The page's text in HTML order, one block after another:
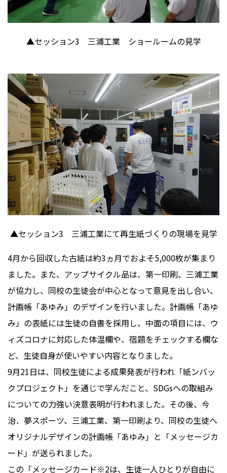
▲セッション3 三浦工業 ショールームの見学
▲セッション3 三浦工業にて再生紙づくりの現場を見学
4月から回収した古紙は約3ヵ月でおよそ5,000枚が集まり
ました。また、アップサイクル品は、第一印刷、三浦工業
が協力し、同校の生徒会が中心となって意見を出し合い、
計画帳「あゆみ」のデザインを行いました。計画帳「あゆ
み」の表紙には生徒の自書を採用し、中面の項目には、ウ
ィズコロナに対応した体温欄や、宿題をチェックする欄な
ど、生徒自身が使いやすい内容となりました。
9月21日は、同校生徒による成果発表が行われ「紙ンバッ
クプロジェクト」を通じで学んだこと、SDGsへの取組み
についての力強い決意表明が行われました。その後、今
治．夢スポーツ、三浦工業、第一印刷より、同校の生徒へ
オリジナルデザインの計画帳「あゆみ」と「メッセージカ
ード」が送られました。
この「メッセージカード※2は、生徒一人ひとりが自由に